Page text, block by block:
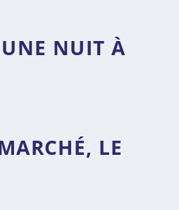
NUIT À
LE